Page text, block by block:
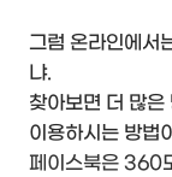
그럼 온라인에서
냐.
찾아보면 더 많
이용하시는 방법
페이스북은 360